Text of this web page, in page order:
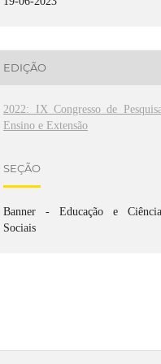
EDIÇÃO
2022: IX Congresso de
Ensino e Extensão
SEÇÃO
Banner - Educação e
Sociais